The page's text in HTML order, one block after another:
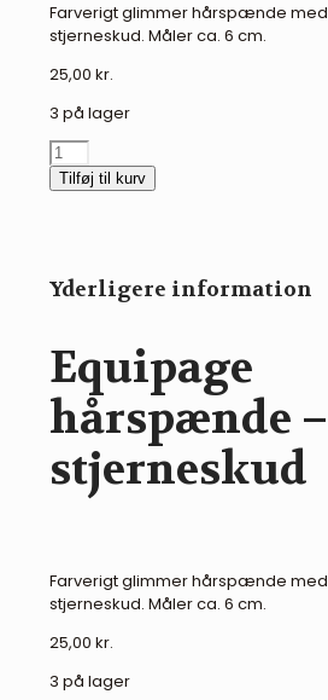
Farverigt glimmer hårspænde med
stjerneskud. Måler ca. 6 cm.
25,00 kr.
3 på lager
Equipage
hårspænde
-
Tilføj til kurv
Yderligere information
Equipage
hårspænde –
stjerneskud
Farverigt glimmer hårspænde med
stjerneskud. Måler ca. 6 cm.
25,00 kr.
3 på lager